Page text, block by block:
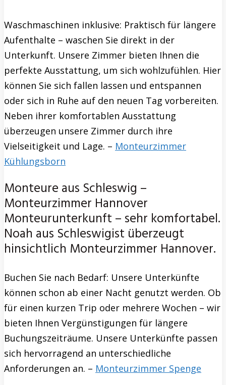
Waschmaschinen inklusive: Praktisch für längere
Aufenthalte – waschen Sie direkt in der
Unterkunft. Unsere Zimmer bieten Ihnen die
perfekte Ausstattung, um sich wohlzufühlen. Hier
können Sie sich fallen lassen und entspannen
oder sich in Ruhe auf den neuen Tag vorbereiten.
Neben ihrer komfortablen Ausstattung
überzeugen unsere Zimmer durch ihre
Vielseitigkeit und Lage. – Monteurzimmer
Kühlungsborn
Monteure aus Schleswig –
Monteurzimmer Hannover
Monteurunterkunft – sehr komfortabel.
Noah aus Schleswigist überzeugt
hinsichtlich Monteurzimmer Hannover.
Buchen Sie nach Bedarf: Unsere Unterkünfte
können schon ab einer Nacht genutzt werden. Ob
für einen kurzen Trip oder mehrere Wochen – wir
bieten Ihnen Vergünstigungen für längere
Buchungszeiträume. Unsere Unterkünfte passen
sich hervorragend an unterschiedliche
Anforderungen an. – Monteurzimmer Spenge